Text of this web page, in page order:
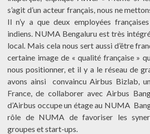
s’agit d’un acteur français, nous ne
Il n’y a que deux employées
indiens. NUMA Bengaluru est très
local. Mais cela nous sert aussi d’être
certaine image de « qualité française »
nous positionner, et il y a le réseau de
avons ainsi convaincu Airbus Bizlab,
France, de collaborer avec Airbus
d’Airbus occupe un étage au NUMA
rôle de NUMA de favoriser les
groupes et start-ups.